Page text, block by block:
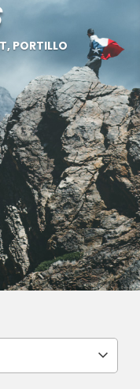
PORTILLO